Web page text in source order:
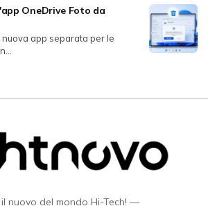
OneDrive Foto da
app separata per le
nuovo del mondo Hi-Tech! —